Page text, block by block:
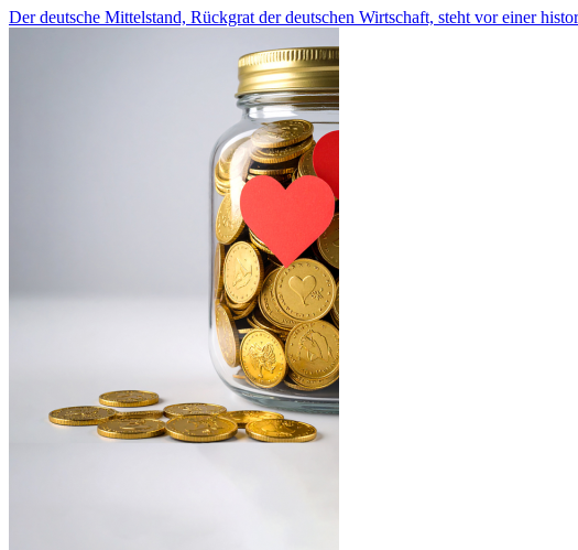
Der deutsche Mittelstand, Rückgrat der deutschen Wirtschaft, steht vor einer